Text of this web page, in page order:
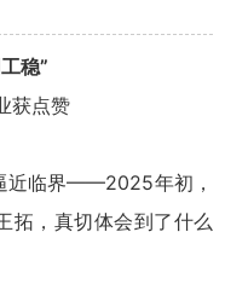
稳”
获点赞
近临界——2025年初，
拓，真切体会到了什么